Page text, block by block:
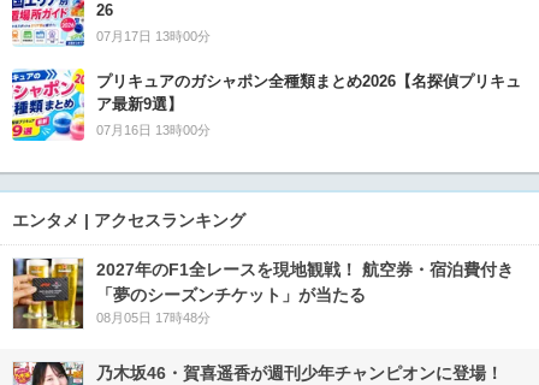
26
07月17日 13時00分
プリキュアのガシャポン全種類まとめ2026【名探偵プリキュ
ア最新9選】
07月16日 13時00分
エンタメ | アクセスランキング
2027年のF1全レースを現地観戦！ 航空券・宿泊費付き
「夢のシーズンチケット」が当たる
08月05日 17時48分
乃木坂46・賀喜遥香が週刊少年チャンピオンに登場！